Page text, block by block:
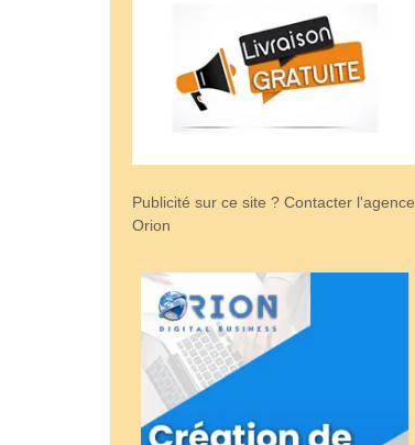
Publicité sur ce site ? Contacter l'agence
Orion